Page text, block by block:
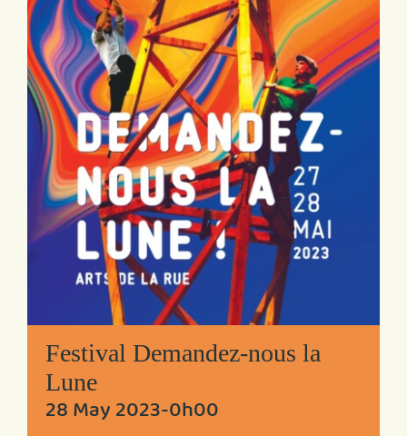
Festival Demandez-nous la
Lune
28 May 2023-0h00